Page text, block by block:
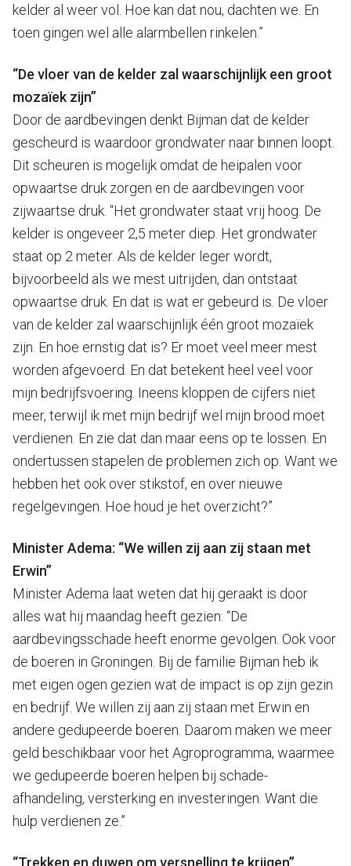
kelder al weer vol. Hoe kan dat nou, dachten we. En
toen gingen wel alle alarmbellen rinkelen.”
“De vloer van de kelder zal waarschijnlijk een groot
mozaïek zijn”
Door de aardbevingen denkt Bijman dat de kelder
gescheurd is waardoor grondwater naar binnen loopt.
Dit scheuren is mogelijk omdat de heipalen voor
opwaartse druk zorgen en de aardbevingen voor
zijwaartse druk. “Het grondwater staat vrij hoog. De
kelder is ongeveer 2,5 meter diep. Het grondwater
staat op 2 meter. Als de kelder leger wordt,
bijvoorbeeld als we mest uitrijden, dan ontstaat
opwaartse druk. En dat is wat er gebeurd is. De vloer
van de kelder zal waarschijnlijk één groot mozaïek
zijn. En hoe ernstig dat is? Er moet veel meer mest
worden afgevoerd. En dat betekent heel veel voor
mijn bedrijfsvoering. Ineens kloppen de cijfers niet
meer, terwijl ik met mijn bedrijf wel mijn brood moet
verdienen. En zie dat dan maar eens op te lossen. En
ondertussen stapelen de problemen zich op. Want we
hebben het ook over stikstof, en over nieuwe
regelgevingen. Hoe houd je het overzicht?”
Minister Adema: “We willen zij aan zij staan met
Erwin”
Minister Adema laat weten dat hij geraakt is door
alles wat hij maandag heeft gezien: “De
aardbevingsschade heeft enorme gevolgen. Ook voor
de boeren in Groningen. Bij de familie Bijman heb ik
met eigen ogen gezien wat de impact is op zijn gezin
en bedrijf. We willen zij aan zij staan met Erwin en
andere gedupeerde boeren. Daarom maken we meer
geld beschikbaar voor het Agroprogramma, waarmee
we gedupeerde boeren helpen bij schade-
afhandeling, versterking en investeringen. Want die
hulp verdienen ze.”
“Trekken en duwen om versnelling te krijgen”